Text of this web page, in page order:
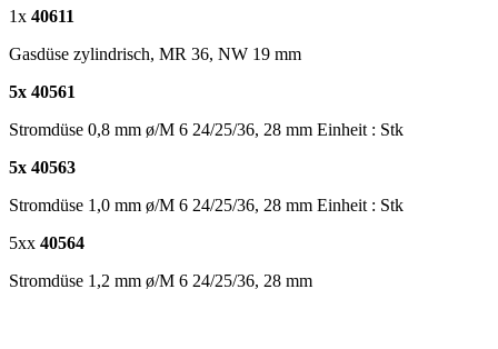
1x 40611
Gasdüse zylindrisch, MR 36, NW 19 mm
5x 40561
Stromdüse 0,8 mm ø/M 6 24/25/36, 28 mm Einheit : Stk
5x 40563
Stromdüse 1,0 mm ø/M 6 24/25/36, 28 mm Einheit : Stk
5xx 40564
Stromdüse 1,2 mm ø/M 6 24/25/36, 28 mm